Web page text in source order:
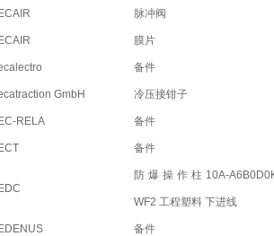
脉冲阀
膜片
备件
GmbH 冷压接钳子
RELA 备件
备件
防爆操作柱10A-
WF2 工程塑料 下进线
备件